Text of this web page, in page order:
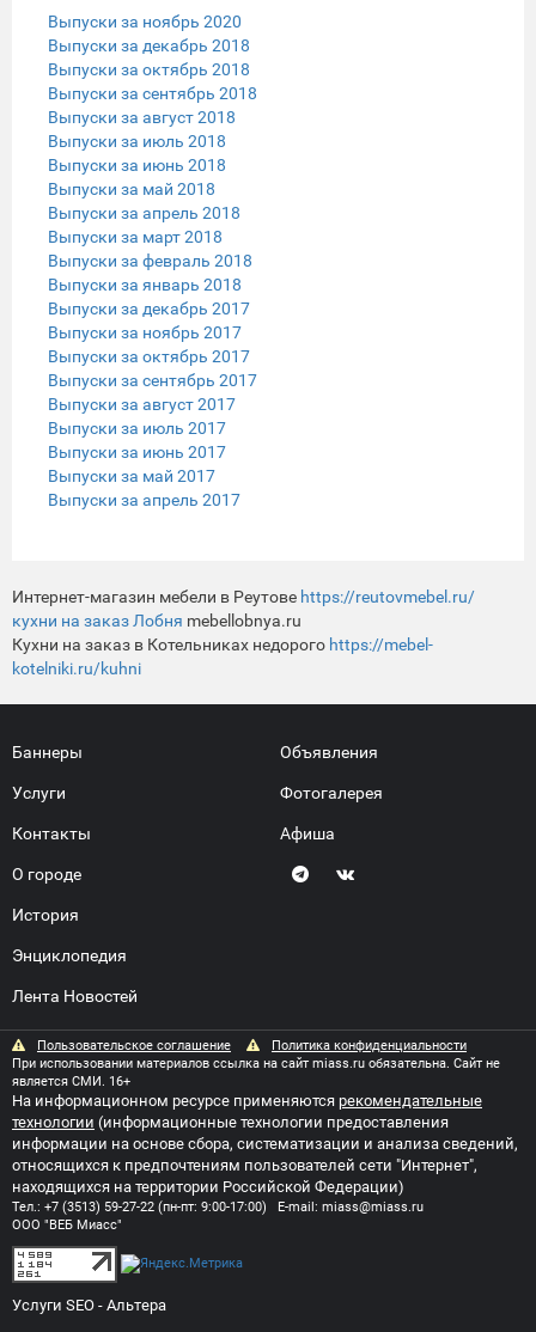
Выпуски за ноябрь 2020
Выпуски за декабрь 2018
Выпуски за октябрь 2018
Выпуски за сентябрь 2018
Выпуски за август 2018
Выпуски за июль 2018
Выпуски за июнь 2018
Выпуски за май 2018
Выпуски за апрель 2018
Выпуски за март 2018
Выпуски за февраль 2018
Выпуски за январь 2018
Выпуски за декабрь 2017
Выпуски за ноябрь 2017
Выпуски за октябрь 2017
Выпуски за сентябрь 2017
Выпуски за август 2017
Выпуски за июль 2017
Выпуски за июнь 2017
Выпуски за май 2017
Выпуски за апрель 2017
Интернет-магазин мебели в Реутове https://reutovmebel.ru/
кухни на заказ Лобня mebellobnya.ru
Кухни на заказ в Котельниках недорого https://mebel-
kotelniki.ru/kuhni
Баннеры
Услуги
Контакты
О городе
История
Энциклопедия
Лента Новостей
Объявления
Фотогалерея
Афиша
Пользовательское соглашение
Политика конфиденциальности
При использовании материалов ссылка на сайт miass.ru обязательна. Сайт не
является СМИ. 16+
На информационном ресурсе применяются рекомендательные
технологии (информационные технологии предоставления
информации на основе сбора, систематизации и анализа сведений,
относящихся к предпочтениям пользователей сети "Интернет",
находящихся на территории Российской Федерации)
Тел.: +7 (3513) 59-27-22 (пн-пт: 9:00-17:00) E-mail: miass@miass.ru
ООО "ВЕБ Миасс"
Услуги SEO - Альтера